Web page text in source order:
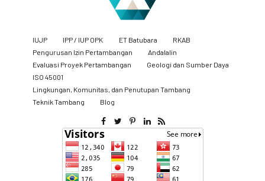
IUJP IPP / IUP OPK ET Batubara
RKAB
Pengurusan Izin Pertambangan
Andalalin
Evaluasi Proyek Pertambangan
Geologi dan Sumber Daya
ISO 45001
Lingkungan, Komunitas, dan Penutupan Tambang
​Teknik Tambang
Blog